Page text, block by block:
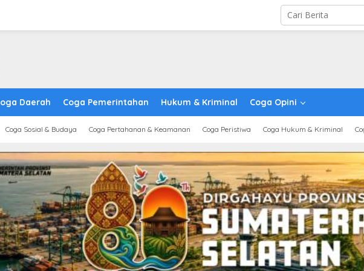
Daerah Coga Pemerintahan Hukum & Kriminal Coga Opini
Coga Sosial & Budaya Coga Pertahanan & Keamanan Coga Peristiwa Coga Hukum & Kriminal